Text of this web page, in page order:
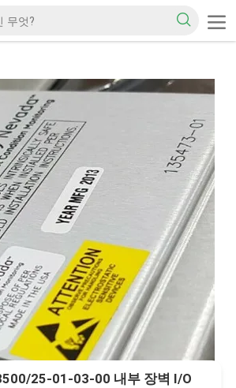
25-01-03-00 내부 장벽 I/O